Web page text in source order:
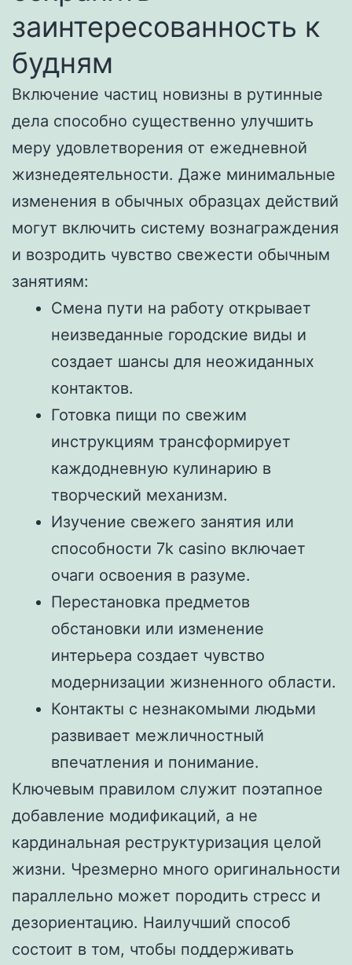
заинтересованность к
будням
Включение частиц новизны в рутинные
дела способно существенно улучшить
меру удовлетворения от ежедневной
жизнедеятельности. Даже минимальные
изменения в обычных образцах действий
могут включить систему вознаграждения
и возродить чувство свежести обычным
занятиям:
Смена пути на работу открывает
неизведанные городские виды и
создает шансы для неожиданных
контактов.
Готовка пищи по свежим
инструкциям трансформирует
каждодневную кулинарию в
творческий механизм.
Изучение свежего занятия или
способности 7k casino включает
очаги освоения в разуме.
Перестановка предметов
обстановки или изменение
интерьера создает чувство
модернизации жизненного области.
Контакты с незнакомыми людьми
развивает межличностный
впечатления и понимание.
Ключевым правилом служит поэтапное
добавление модификаций, а не
кардинальная реструктуризация целой
жизни. Чрезмерно много оригинальности
параллельно может породить стресс и
дезориентацию. Наилучший способ
состоит в том, чтобы поддерживать